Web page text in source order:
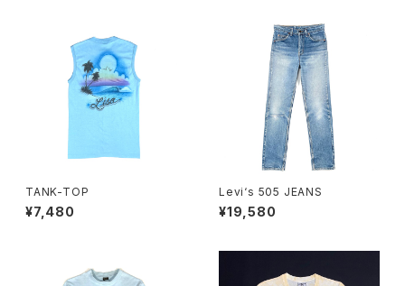
TANK-TOP
¥7,480
Levi‘s 505 JEANS
¥19,580